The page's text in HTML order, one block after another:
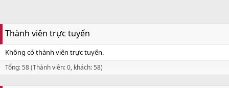
Thành viên trực tuyến
Không có thành viên trực tuyến.
Tổng: 58 (Thành viên: 0, khách: 58)